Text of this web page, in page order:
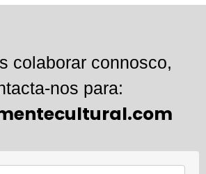
colaborar connosco,
nos para: